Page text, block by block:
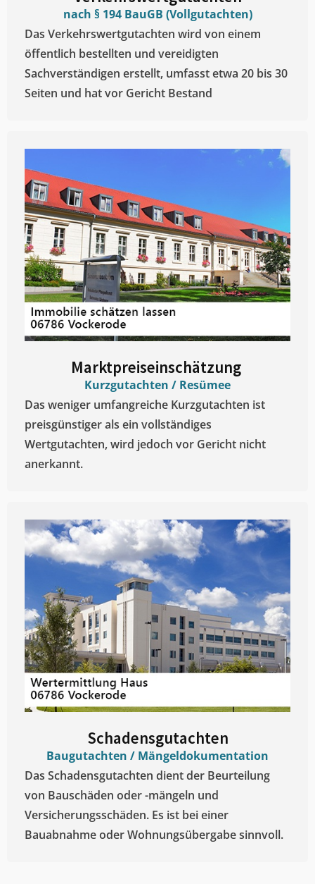
nach § 194 BauGB (Vollgutachten)
Das Verkehrswertgutachten wird von einem
öffentlich bestellten und vereidigten
Sachverständigen erstellt, umfasst etwa 20 bis 30
Seiten und hat vor Gericht Bestand
Marktpreiseinschätzung ​
Kurzgutachten / Resümee
Das weniger umfangreiche Kurzgutachten ist
preisgünstiger als ein vollständiges
Wertgutachten, wird jedoch vor Gericht nicht
anerkannt.
Schadensgutachten
Baugutachten / Mängeldokumentation
Das Schadensgutachten dient der Beurteilung
von Bauschäden oder -mängeln und
Versicherungsschäden. Es ist bei einer
Bauabnahme oder Wohnungsübergabe sinnvoll.